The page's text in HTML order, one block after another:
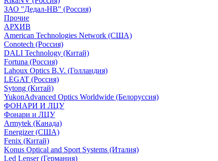
ЗАО "Дедал-НВ" (Россия)
Прочие
АРХИВ
American Technologies Network (США)
Conotech (Россия)
DALI Technology (Китай)
Fortuna (Россия)
Lahoux Optics B.V. (Голландия)
LEGAT (Россия)
Sytong (Китай)
YukonAdvanced Optics Worldwide (Белоруссия)
ФОНАРИ И ЛЦУ
Фонари и ЛЦУ
Armytek (Канада)
Energizer (США)
Fenix (Китай)
Konus Optical and Sport Systems (Италия)
Led Lenser (Германия)